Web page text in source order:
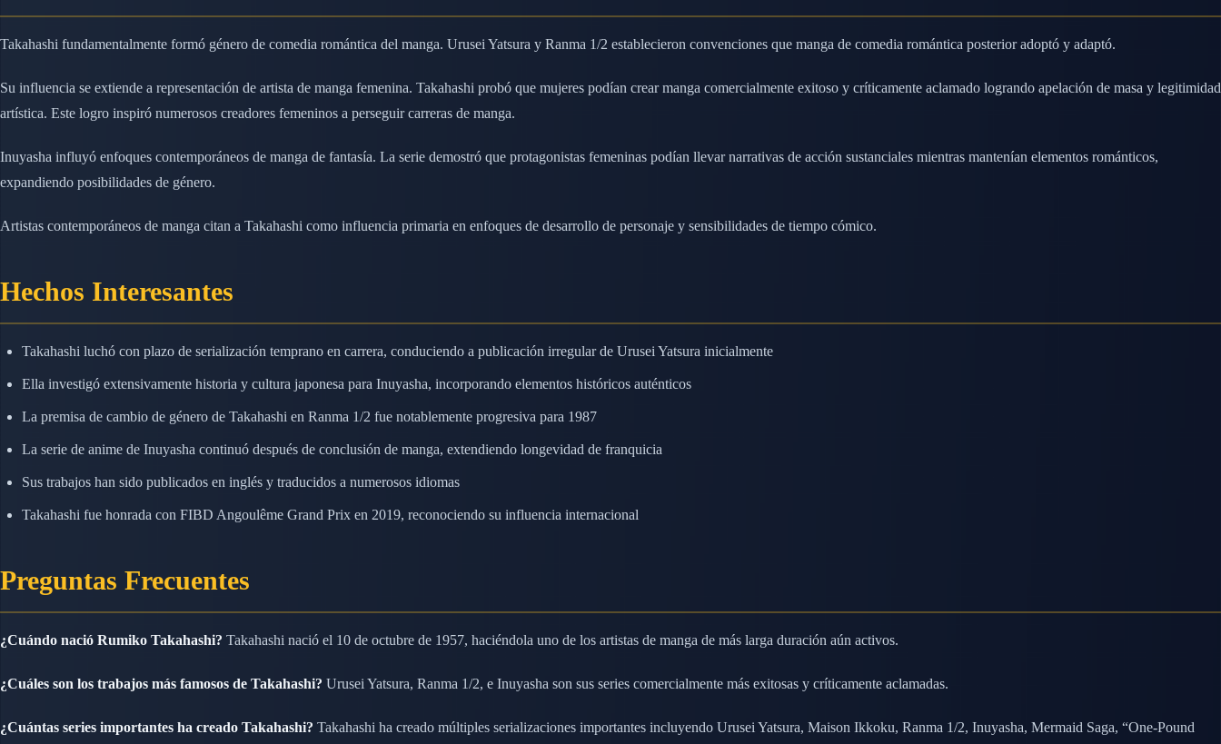
Takahashi fundamentalmente formó género de comedia romántica del manga. Urusei Yatsura y Ranma 1/2 establecieron convenciones que manga de comedia romántica posterior adoptó y adaptó.
Su influencia se extiende a representación de artista de manga femenina. Takahashi probó que mujeres podían crear manga comercialmente exitoso y críticamente aclamado logrando apelación de masa y legitimidad
artística. Este logro inspiró numerosos creadores femeninos a perseguir carreras de manga.
Inuyasha influyó enfoques contemporáneos de manga de fantasía. La serie demostró que protagonistas femeninas podían llevar narrativas de acción sustanciales mientras mantenían elementos románticos,
expandiendo posibilidades de género.
Artistas contemporáneos de manga citan a Takahashi como influencia primaria en enfoques de desarrollo de personaje y sensibilidades de tiempo cómico.
Hechos Interesantes
Takahashi luchó con plazo de serialización temprano en carrera, conduciendo a publicación irregular de Urusei Yatsura inicialmente
Ella investigó extensivamente historia y cultura japonesa para Inuyasha, incorporando elementos históricos auténticos
La premisa de cambio de género de Takahashi en Ranma 1/2 fue notablemente progresiva para 1987
La serie de anime de Inuyasha continuó después de conclusión de manga, extendiendo longevidad de franquicia
Sus trabajos han sido publicados en inglés y traducidos a numerosos idiomas
Takahashi fue honrada con FIBD Angoulême Grand Prix en 2019, reconociendo su influencia internacional
Preguntas Frecuentes
¿Cuándo nació Rumiko Takahashi? Takahashi nació el 10 de octubre de 1957, haciéndola uno de los artistas de manga de más larga duración aún activos.
¿Cuáles son los trabajos más famosos de Takahashi? Urusei Yatsura, Ranma 1/2, e Inuyasha son sus series comercialmente más exitosas y críticamente aclamadas.
¿Cuántas series importantes ha creado Takahashi? Takahashi ha creado múltiples serializaciones importantes incluyendo Urusei Yatsura, Maison Ikkoku, Ranma 1/2, Inuyasha, Mermaid Saga, “One-Pound